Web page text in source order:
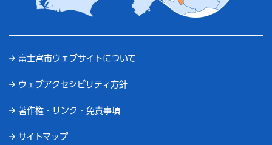
富士宮市ウェブサイトについて
ウェブアクセシビリティ方針
著作権・リンク・免責事項
サイトマップ